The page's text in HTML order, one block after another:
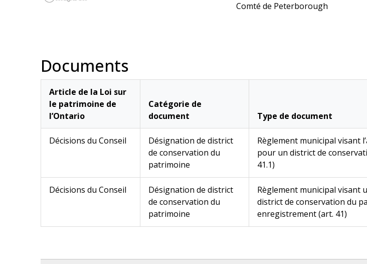
Comté de Peterborough
Documents
Article de la Loi sur
le patrimoine de
l’Ontario
Catégorie de
document
Type de document
Décisions du Conseil
Désignation de district
de conservation du
patrimoine
Règlement municipal visant
pour un district de
41.1)
Décisions du Conseil
Désignation de district
de conservation du
patrimoine
Règlement municipal visant
district de conservation du
enregistrement (art. 41)